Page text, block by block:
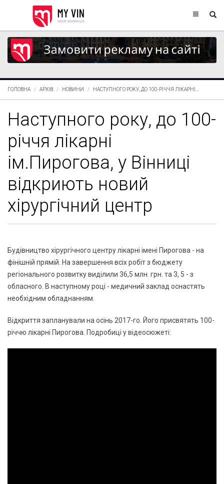
ГОЛОВНА АРХІВ НОВИНИ НАСТУПНОГО РОКУ, ДО 100-РІЧЧЯ ЛІКАРНІ...
Наступного року, до 100-
річчя лікарні
ім.Пирогова, у Вінниці
відкриють новий
хірургічний центр
Будівництво хірургічного центру лікарні імені Пирогова - на
фінішній прямій. На завершення всіх робіт з бюджету
регіонального розвитку виділили 36,5 млн. грн. та 3, 5 - з
обласного. В наступному році - медичний заклад оснастять
необхідним обладнанням.
Відкриття запланували на осінь 2017-го. Його присвятять 100-
річчю лікарні Пирогова. Подробиці у відеосюжеті: